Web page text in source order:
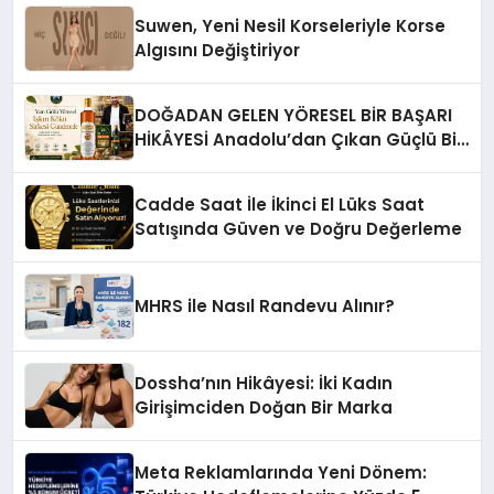
Suwen, Yeni Nesil Korseleriyle Korse
Algısını Değiştiriyor
DOĞADAN GELEN YÖRESEL BİR BAŞARI
HİKÂYESİ Anadolu’dan Çıkan Güçlü Bir
Cadde Saat İle İkinci El Lüks Saat
Satışında Güven ve Doğru Değerleme
MHRS ile Nasıl Randevu Alınır?
Dossha’nın Hikâyesi: İki Kadın
Girişimciden Doğan Bir Marka
Meta Reklamlarında Yeni Dönem: